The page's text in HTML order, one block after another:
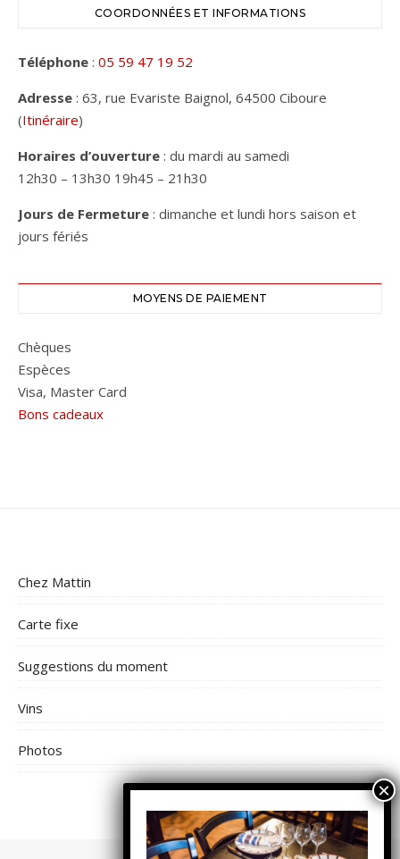
COORDONNÉES ET INFORMATIONS
Téléphone : 05 59 47 19 52
Adresse : 63, rue Evariste Baignol, 64500 Ciboure
(Itinéraire)
Horaires d’ouverture : du mardi au samedi
12h30 – 13h30 19h45 – 21h30
Jours de Fermeture : dimanche et lundi hors saison et
jours fériés
MOYENS DE PAIEMENT
Chèques
Espèces
Visa, Master Card
Bons cadeaux
Chez Mattin
Carte fixe
Suggestions du moment
Vins
Photos